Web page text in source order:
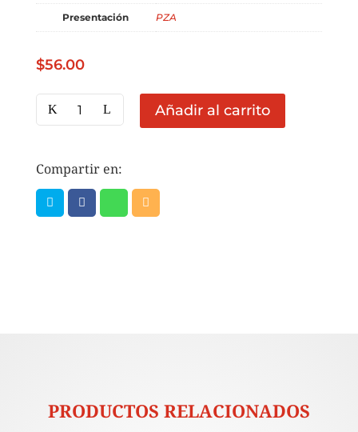
Presentación PZA
$56.00
CHILE
JALAPEÑO
BOLSA
3KG
cantidad
Añadir al carrito
Compartir en:
PRODUCTOS RELACIONADOS